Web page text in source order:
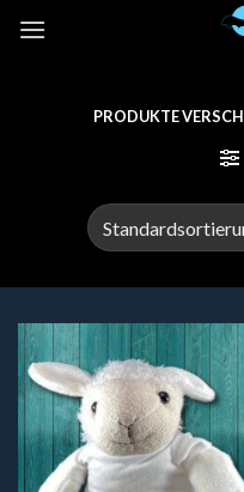
Inhalt
PRODUKTE